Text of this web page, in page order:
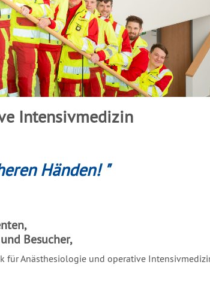
Intensivmedizin
Händen! "
Besucher,
für Anästhesiologie und operative